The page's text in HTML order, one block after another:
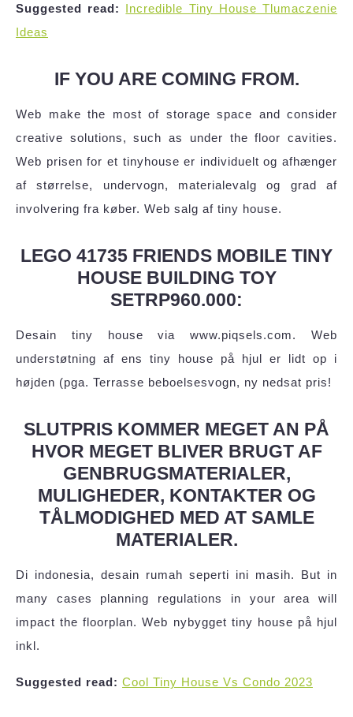
Suggested read: Incredible Tiny House Tlumaczenie
Ideas
IF YOU ARE COMING FROM.
Web make the most of storage space and consider
creative solutions, such as under the floor cavities.
Web prisen for et tinyhouse er individuelt og afhænger
af størrelse, undervogn, materialevalg og grad af
involvering fra køber. Web salg af tiny house.
LEGO 41735 FRIENDS MOBILE TINY
HOUSE BUILDING TOY
SETRP960.000:
Desain tiny house via www.piqsels.com. Web
understøtning af ens tiny house på hjul er lidt op i
højden (pga. Terrasse beboelsesvogn, ny nedsat pris!
SLUTPRIS KOMMER MEGET AN PÅ
HVOR MEGET BLIVER BRUGT AF
GENBRUGSMATERIALER,
MULIGHEDER, KONTAKTER OG
TÅLMODIGHED MED AT SAMLE
MATERIALER.
Di indonesia, desain rumah seperti ini masih. But in
many cases planning regulations in your area will
impact the floorplan. Web nybygget tiny house på hjul
inkl.
Suggested read: Cool Tiny House Vs Condo 2023